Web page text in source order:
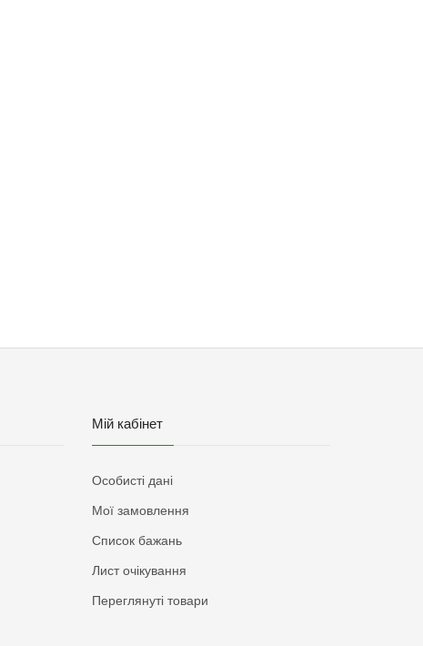
Мій кабінет
Особисті дані
Мої замовлення
Список бажань
Лист очікування
Переглянуті товари